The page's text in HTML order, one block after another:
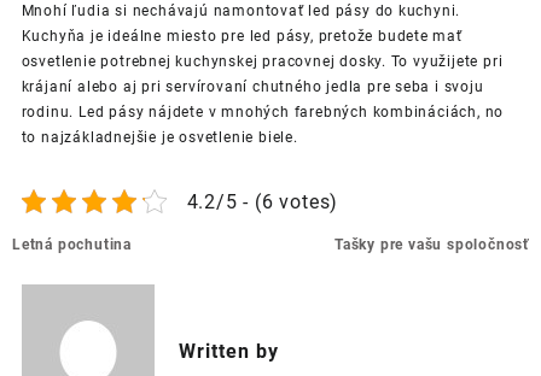
Mnohí ľudia si nechávajú namontovať led pásy do kuchyni.
Kuchyňa je ideálne miesto pre led pásy, pretože budete mať
osvetlenie potrebnej kuchynskej pracovnej dosky. To využijete pri
krájaní alebo aj pri servírovaní chutného jedla pre seba i svoju
rodinu. Led pásy nájdete v mnohých farebných kombináciách, no
to najzákladnejšie je osvetlenie biele.
4.2/5 - (6 votes)
Post
Letná pochutina Tašky pre vašu spoločnosť
Written by